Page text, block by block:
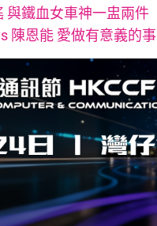
與鐵血女車神一盅兩件
陳恩能 愛做有意義的事